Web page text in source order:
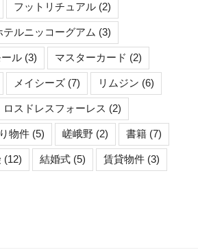
フットリチュアル (2)
テルニッコーグアム (3)
ル (3) マスターカード (2)
メイシーズ (7) リムジン (6)
ロスドレスフォーレス (2)
物件 (5) 嵯峨野 (2) 書籍 (7)
(12) 結婚式 (5) 賃貸物件 (3)